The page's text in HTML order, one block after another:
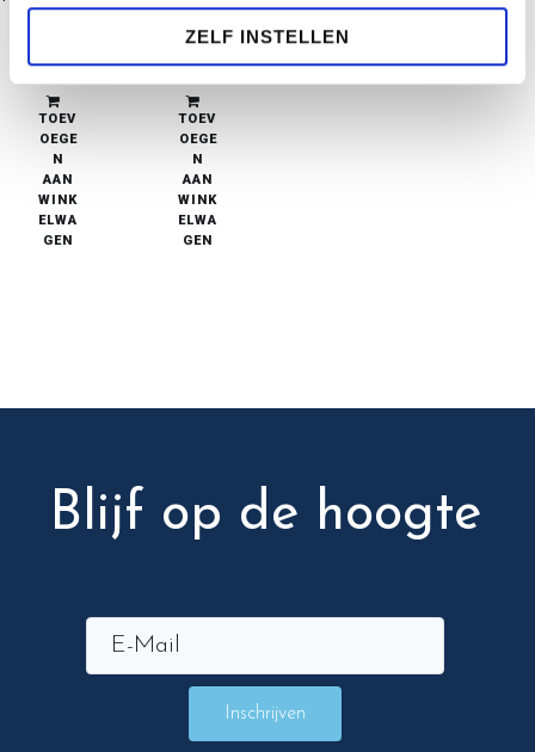
ZELF INSTELLEN
in stock
TOEV
OEGE
N
AAN
WINK
ELWA
GEN
21,95
in stock
TOEV
OEGE
N
AAN
WINK
ELWA
GEN
Blijf op de hoogte
Inschrijven